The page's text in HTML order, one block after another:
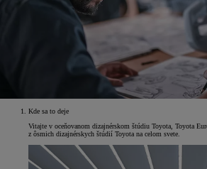
Kde sa to deje
Vitajte v oceňovanom dizajnérskom štúdiu Toyota, Toyota
z ôsmich dizajnérskych štúdií Toyota na celom svete.